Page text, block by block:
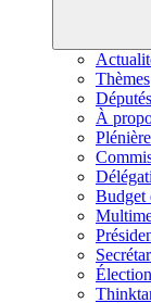
Thèmes
Députés
À
Plénière
Budget